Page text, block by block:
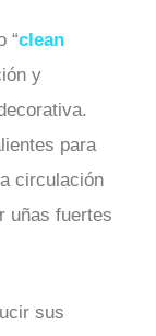
“clean
y
para
circulación
uñas fuertes
sus